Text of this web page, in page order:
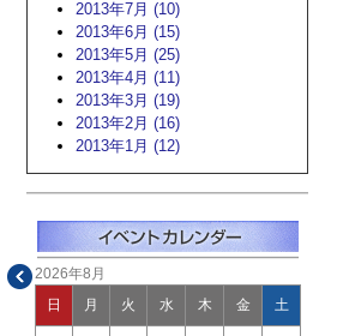
2013年7月 (10)
2013年6月 (15)
2013年5月 (25)
2013年4月 (11)
2013年3月 (19)
2013年2月 (16)
2013年1月 (12)
2026年8月
日 月 火 水 木 金 土